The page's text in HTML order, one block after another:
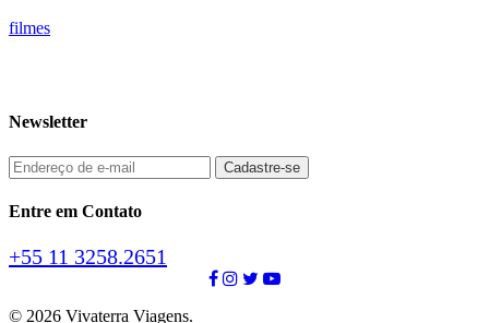
filmes
Newsletter
Entre em Contato
+55 11 3258.2651
© 2026 Vivaterra Viagens.